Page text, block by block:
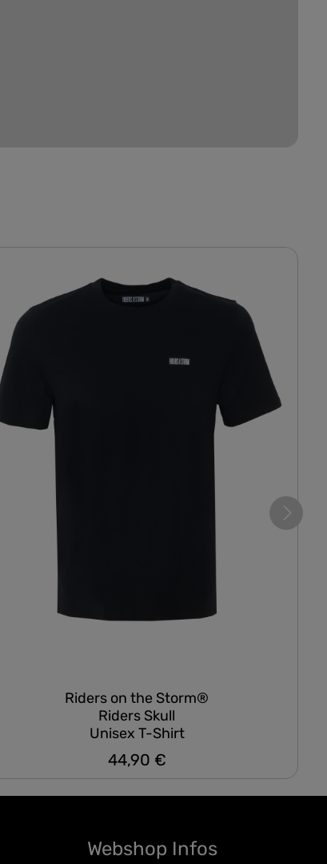
Riders on the Storm®
Riders Skull
Unisex T-Shirt
Regulärer Preis:
44,90 €
Webshop Infos